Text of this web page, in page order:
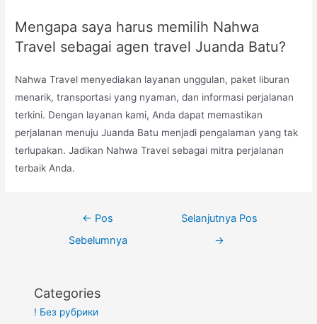
Mengapa saya harus memilih Nahwa
Travel sebagai agen travel Juanda Batu?
Nahwa Travel menyediakan layanan unggulan, paket liburan
menarik, transportasi yang nyaman, dan informasi perjalanan
terkini. Dengan layanan kami, Anda dapat memastikan
perjalanan menuju Juanda Batu menjadi pengalaman yang tak
terlupakan. Jadikan Nahwa Travel sebagai mitra perjalanan
terbaik Anda.
← Pos
Sebelumnya
Selanjutnya Pos
→
Categories
! Без рубрики